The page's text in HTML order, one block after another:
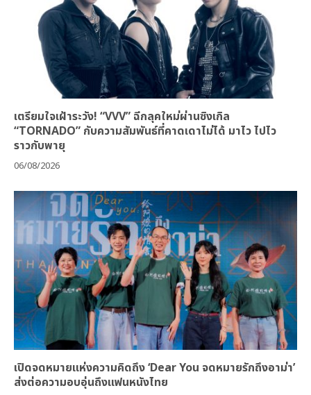
เตรียมใจเฝ้าระวัง! “VVV” ฉีกลุคใหม่ผ่านซิงเกิล
“TORNADO” กับความสัมพันธ์ที่คาดเดาไม่ได้ มาไว ไปไว
ราวกับพายุ
06/08/2026
เปิดจดหมายแห่งความคิดถึง ‘Dear You จดหมายรักถึงอาม่า’
ส่งต่อความอบอุ่นถึงแฟนหนังไทย